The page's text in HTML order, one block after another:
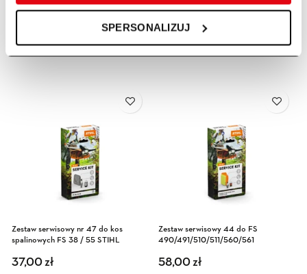
SPERSONALIZUJ
55,00zł 40,00zł
Zestaw serwisowy nr 47 do kos
spalinowych FS 38 / 55 STIHL
37,00zł
Zestaw serwisowy 44 do FS
490/491/510/511/560/561
58,00zł